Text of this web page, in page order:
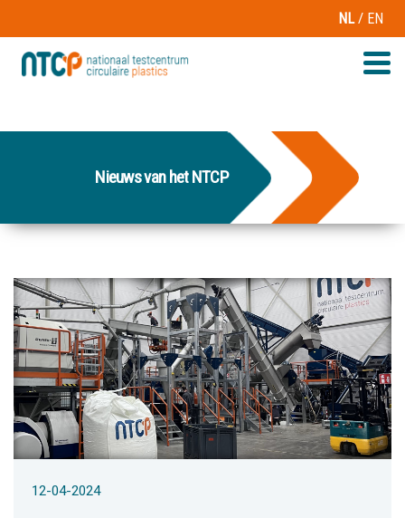
NL/ EN
Nieuws van het NTCP
12-04-2024